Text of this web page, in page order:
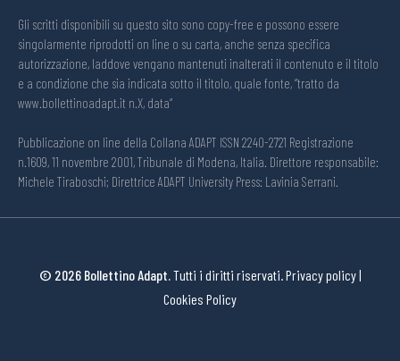
Gli scritti disponibili su questo sito sono copy-free e possono essere
singolarmente riprodotti on line o su carta, anche senza specifica
autorizzazione, laddove vengano mantenuti inalterati il contenuto e il titolo
e a condizione che sia indicata sotto il titolo, quale fonte, “tratto da
www.bollettinoadapt.it n.X, data“
Pubblicazione on line della Collana ADAPT ISSN 2240-2721 Registrazione
n.1609, 11 novembre 2001, Tribunale di Modena, Italia. Direttore responsabile:
Michele Tiraboschi; Direttrice ADAPT University Press: Lavinia Serrani.
© 2026 Bollettino Adapt.Tutti i diritti riservati.Privacy policy|
Cookies Policy